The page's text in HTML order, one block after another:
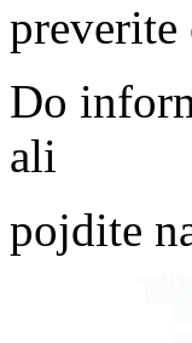
preverite
Do
ali
pojdite